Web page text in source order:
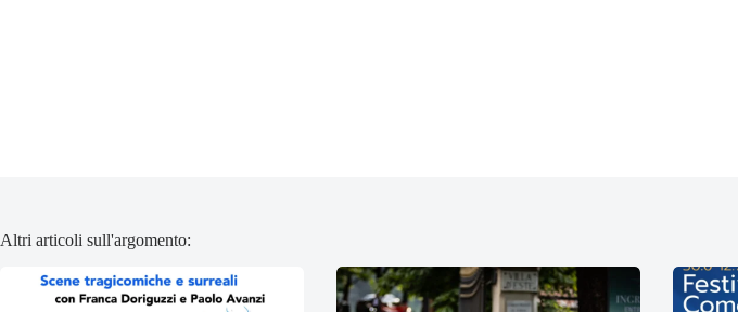
Altri articoli sull'argomento: